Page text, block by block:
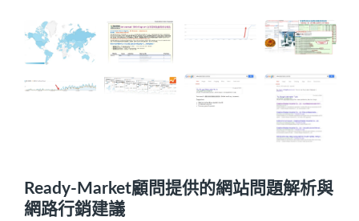
Ready-Market顧問提供的網站問題解析與
網路行銷建議